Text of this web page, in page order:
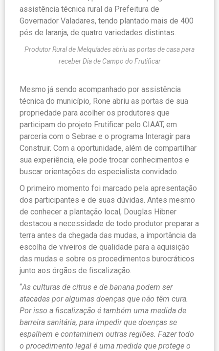
assistência técnica rural da Prefeitura de
Governador Valadares, tendo plantado mais de 400
pés de laranja, de quatro variedades distintas.
Produtor Rural de Melquíades abriu as portas de casa para
receber Dia de Campo do Frutificar
Mesmo já sendo acompanhado por assistência
técnica do município, Rone abriu as portas de sua
propriedade para acolher os produtores que
participam do projeto Frutificar pelo CIAAT, em
parceria com o Sebrae e o programa Interagir para
Construir. Com a oportunidade, além de compartilhar
sua experiência, ele pode trocar conhecimentos e
buscar orientações do especialista convidado.
O primeiro momento foi marcado pela apresentação
dos participantes e de suas dúvidas. Antes mesmo
de conhecer a plantação local, Douglas Hibner
destacou a necessidade de todo produtor preparar a
terra antes da chegada das mudas, a importância da
escolha de viveiros de qualidade para a aquisição
das mudas e sobre os procedimentos burocráticos
junto aos órgãos de fiscalização.
“As culturas de citrus e de banana podem ser
atacadas por algumas doenças que não têm cura.
Por isso a fiscalização é também uma medida de
barreira sanitária, para impedir que doenças se
espalhem e contaminem outras regiões. Fazer todo
o procedimento legal é uma medida que protege o